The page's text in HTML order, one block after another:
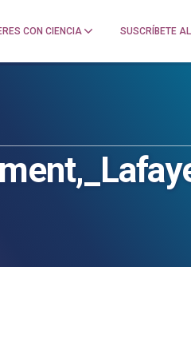
CON CIENCIA SUSCRÍBETE